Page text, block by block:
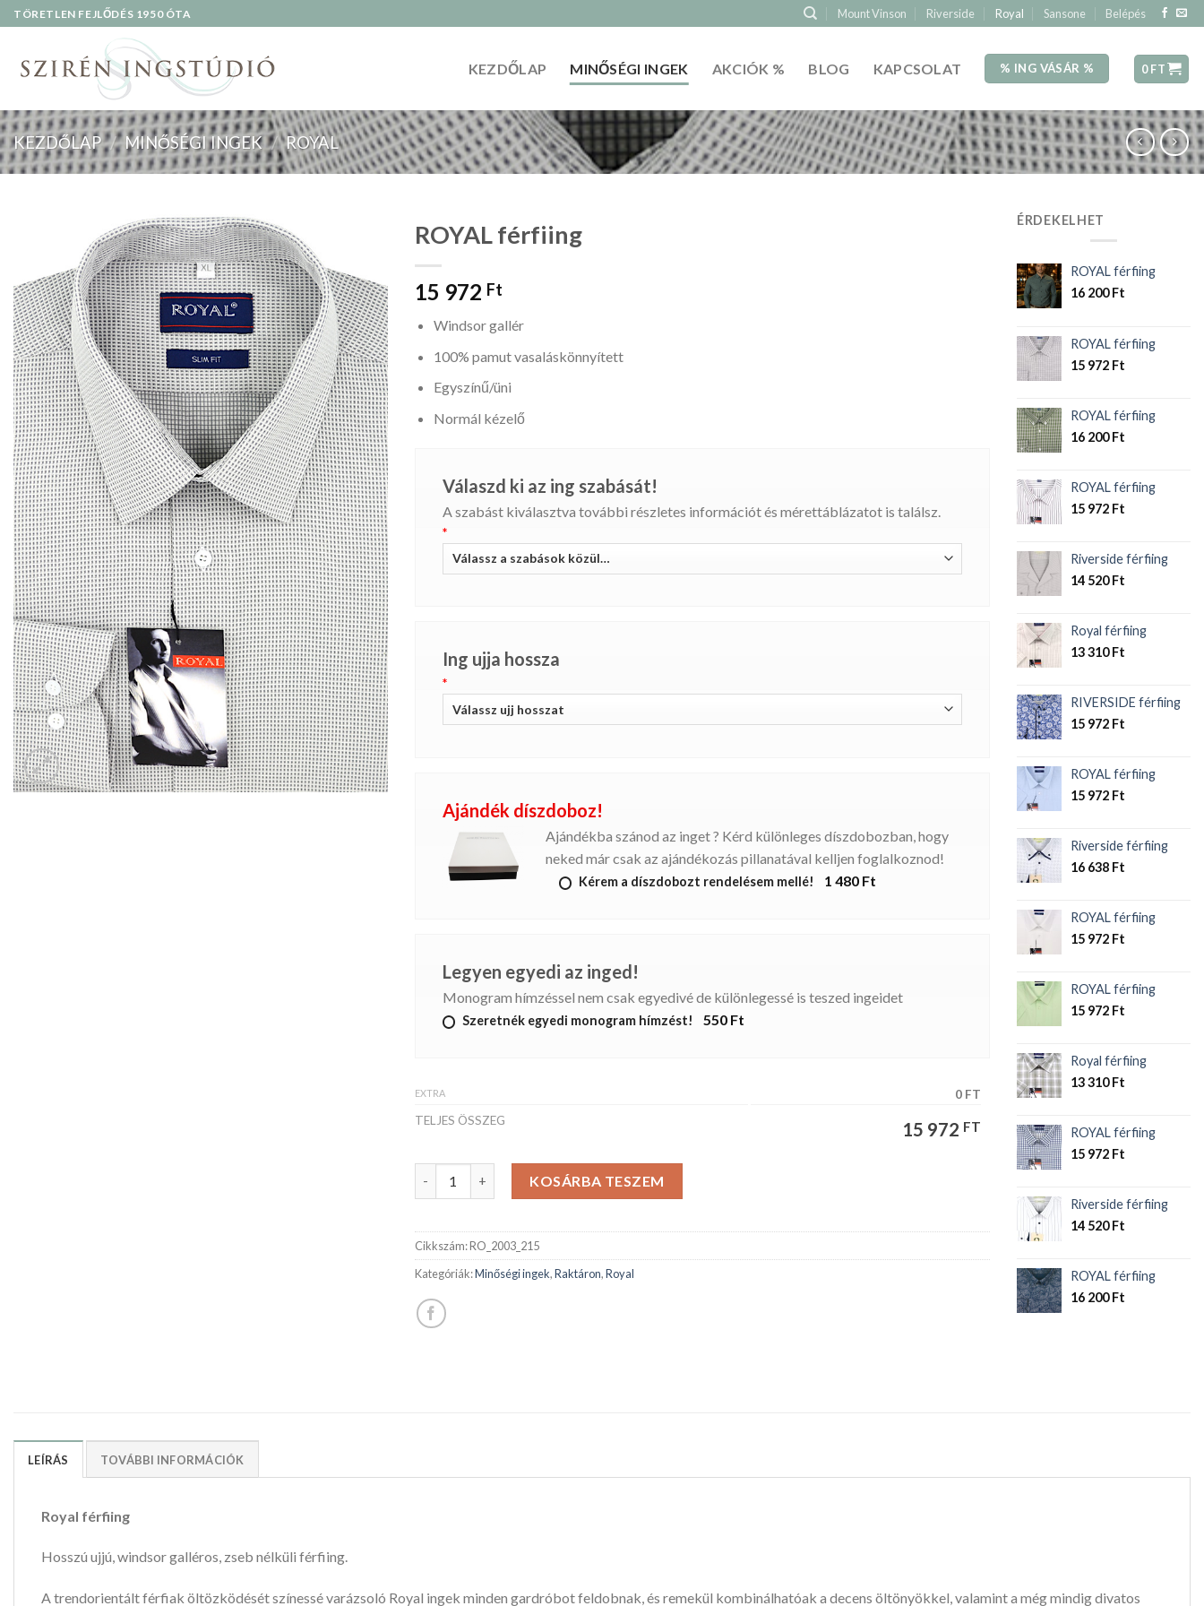
Skip
to
TÖRETLEN FEJLŐDÉS 1950 ÓTA Mount Vinson Riverside Royal Sansone Belépés
KEZDŐLAP MINŐSÉGI INGEK AKCIÓK % BLOG KAPCSOLAT % ING VÁSÁR % 0FT
KEZDŐLAP / MINŐSÉGI INGEK / ROYAL
ROYAL férfiing
15 972 Ft
Windsor gallér
100% pamut vasaláskönnyített
Egyszínű/üni
Normál kézelő
Válaszd ki az ing szabását!
A szabást kiválasztva további részletes információt és mérettáblázatot is találsz.
*
Ing ujja hossza
*
Ajándék díszdoboz!
Ajándékba szánod az inget ? Kérd különleges díszdobozban, hogy
neked már csak az ajándékozás pillanatával kelljen foglalkoznod!
Kérem a díszdobozt rendelésem mellé! 1 480 Ft
Legyen egyedi az inged!
Monogram hímzéssel nem csak egyedivé de különlegessé is teszed ingeidet
Szeretnék egyedi monogram hímzést! 550 Ft
EXTRA
0 FT
TELJES ÖSSZEG
15 972 FT
ROYAL férfiing mennyiségKOSÁRBA TESZEM
Cikkszám:RO_2003_215
Kategóriák:Minőségi ingek,Raktáron,Royal
ÉRDEKELHET
ROYAL férfiing
16 200Ft
ROYAL férfiing
15 972 Ft
ROYAL férfiing
16 200Ft
ROYAL férfiing
15 972 Ft
Riverside férfiing
14 520Ft
Royal férfiing
13 310Ft
RIVERSIDE férfiing
15 972 Ft
ROYAL férfiing
15 972 Ft
Riverside férfiing
16 638 Ft
ROYAL férfiing
15 972 Ft
ROYAL férfiing
15 972 Ft
Royal férfiing
13 310Ft
ROYAL férfiing
15 972 Ft
Riverside férfiing
14 520Ft
ROYAL férfiing
16 200Ft
LEÍRÁS TOVÁBBI INFORMÁCIÓK
Royal férfiing
Hosszú ujjú, windsor galléros, zseb nélküli férfiing.
A trendorientált férfiak öltözködését színessé varázsoló Royal ingek minden gardróbot feldobnak, és remekül kombinálhatóak a decens öltönyökkel, valamint a még mindig divatos